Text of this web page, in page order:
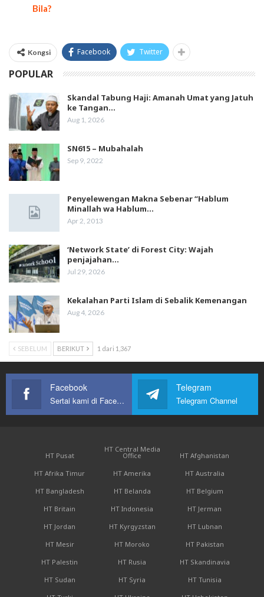
Bila?
Kongsi Facebook Twitter
POPULAR
Skandal Tabung Haji: Amanah Umat yang Jatuh
ke Tangan…
Aug 1, 2026
SN615 – Mubahalah
Sep 9, 2022
Penyelewengan Makna Sebenar “Hablum
Minallah wa Hablum…
Apr 2, 2013
‘Network State’ di Forest City: Wajah
penjajahan…
Jul 29, 2026
Kekalahan Parti Islam di Sebalik Kemenangan
Aug 4, 2026
SEBELUM BERIKUT 1 dari 1,367
Facebook
Sertai kami di Facebook
Telegram
Telegram Channel
HT Pusat
HT Central Media
Office
HT Afghanistan
HT Afrika Timur
HT Amerika
HT Australia
HT Bangladesh
HT Belanda
HT Belgium
HT Britain
HT Indonesia
HT Jerman
HT Jordan
HT Kyrgyzstan
HT Lubnan
HT Mesir
HT Moroko
HT Pakistan
HT Palestin
HT Rusia
HT Skandinavia
HT Sudan
HT Syria
HT Tunisia